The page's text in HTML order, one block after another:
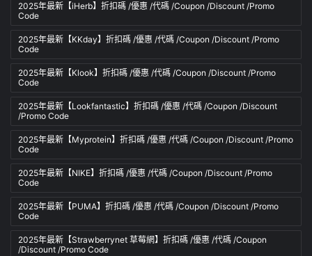
2025年最新【iHerb】折扣碼 /優惠 /代碼 /Coupon /Discount /Promo
Code
2025年最新【KKday】折扣碼 /優惠 /代碼 /Coupon /Discount /Promo
Code
2025年最新【Klook】折扣碼 /優惠 /代碼 /Coupon /Discount /Promo
Code
2025年最新【Lookfantastic】折扣碼 /優惠 /代碼 /Coupon /Discount
/Promo Code
2025年最新【Myprotein】折扣碼 /優惠 /代碼 /Coupon /Discount /Promo
Code
2025年最新【NIKE】折扣碼 /優惠 /代碼 /Coupon /Discount /Promo
Code
2025年最新【PUMA】折扣碼 /優惠 /代碼 /Coupon /Discount /Promo
Code
2025年最新【Strawberrynet 草莓網】折扣碼 /優惠 /代碼 /Coupon
/Discount /Promo Code